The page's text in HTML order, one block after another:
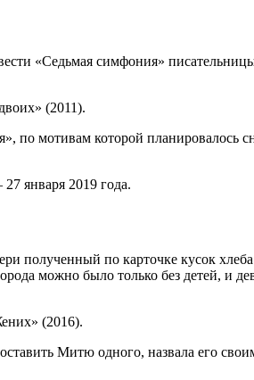
«Седьмая симфония»
(2011).
по мотивам которой планировалось
января 2019 года.
полученный по карточке кусок
можно было только без детей, и
(2016).
Митю одного, назвала его